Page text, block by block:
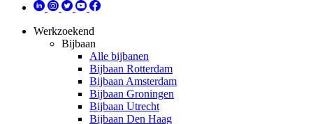
Werkzoekend
Bijbaan
Alle bijbanen
Bijbaan Rotterdam
Bijbaan Amsterdam
Bijbaan Groningen
Bijbaan Utrecht
Bijbaan Den Haag